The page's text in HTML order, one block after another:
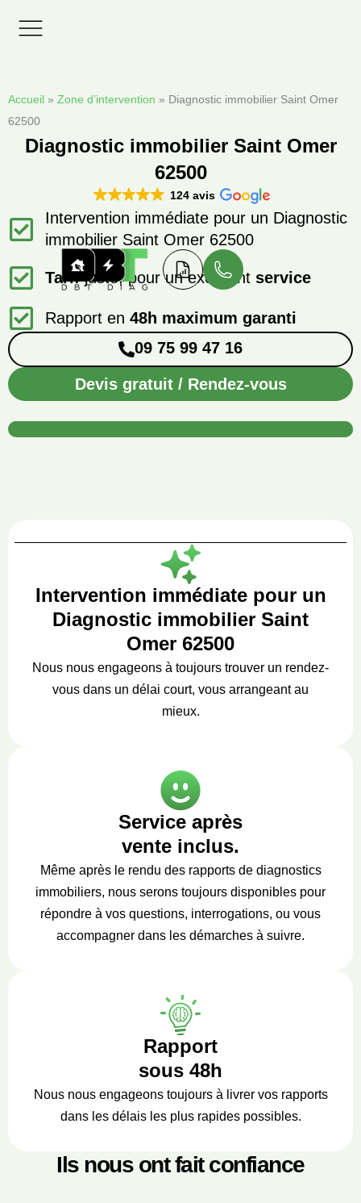
Accueil » Zone d’intervention » Diagnostic immobilier Saint Omer
62500
Diagnostic immobilier Saint Omer
62500
124 avis
Intervention immédiate pour un Diagnostic
immobilier Saint Omer 62500
Tarifjuste, pour un excellentservice
Rapport en48h maximum garanti
09 75 99 47 16
Devis gratuit / Rendez-vous
Intervention immédiate pour un
Diagnostic immobilier Saint
Omer 62500
Nous nous engageons à toujours trouver un rendez-
vous dans un délai court, vous arrangeant au
mieux.
Service après
vente inclus.
Même après le rendu des rapports de diagnostics
immobiliers, nous serons toujours disponibles pour
répondre à vos questions, interrogations, ou vous
accompagner dans les démarches à suivre.
Rapport
sous 48h
Nous nous engageons toujours à livrer vos rapports
dans les délais les plus rapides possibles.
Ils nous ont fait confiance